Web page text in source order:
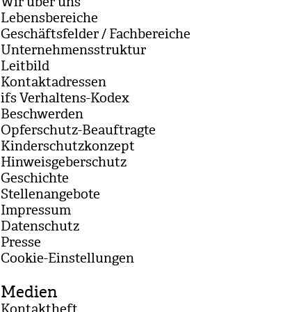
Lebensbereiche
Geschäftsfelder / Fachbereiche
Unternehmensstruktur
Leitbild
Kontaktadressen
ifs Verhaltens-Kodex
Beschwerden
Opferschutz-Beauftragte
Kinderschutzkonzept
Hinweisgeberschutz
Geschichte
Stellenangebote
Impressum
Datenschutz
Presse
Coo­kie-Ein­stel­lun­gen
Medien